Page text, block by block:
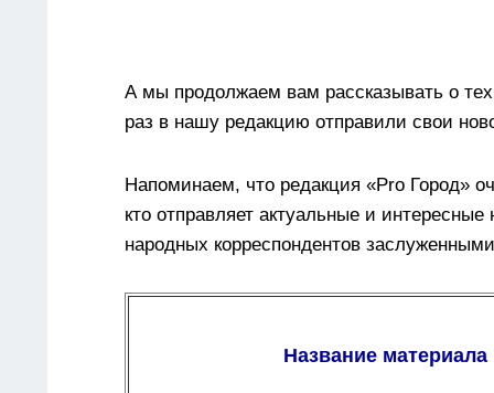
А мы продолжаем вам рассказывать о
раз в нашу редакцию отправили свои
Напоминаем, что редакция «Pro Город»
кто отправляет актуальные и
народных корреспондентов
Название материала